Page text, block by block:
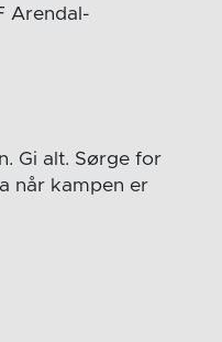
Arendal-
Gi alt. Sørge for
når kampen er